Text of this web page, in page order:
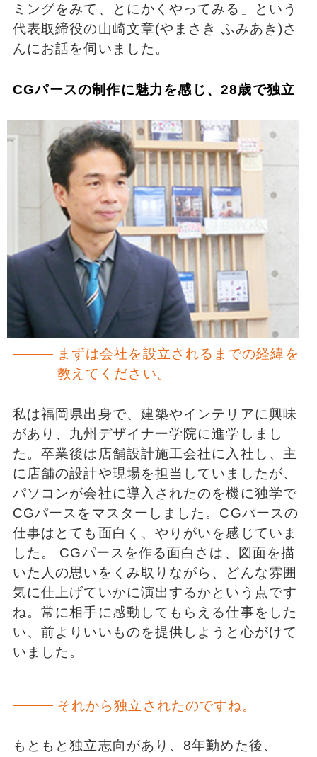
ミングをみて、とにかくやってみる」という
代表取締役の山崎文章(やまさき ふみあき)さ
んにお話を伺いました。
CGパースの制作に魅力を感じ、28歳で独立
まずは会社を設立されるまでの経緯を
教えてください。
私は福岡県出身で、建築やインテリアに興味
があり、九州デザイナー学院に進学しまし
た。卒業後は店舗設計施工会社に入社し、主
に店舗の設計や現場を担当していましたが、
パソコンが会社に導入されたのを機に独学で
CGパースをマスターしました。CGパースの
仕事はとても面白く、やりがいを感じていま
した。 CGパースを作る面白さは、図面を描
いた人の思いをくみ取りながら、どんな雰囲
気に仕上げていかに演出するかという点です
ね。常に相手に感動してもらえる仕事をした
い、前よりいいものを提供しようと心がけて
いました。
それから独立されたのですね。
もともと独立志向があり、8年勤めた後、